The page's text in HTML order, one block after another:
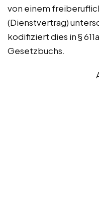
von einem
(Dienstvertrag)
kodifiziert dies in §
Gesetzbuchs.